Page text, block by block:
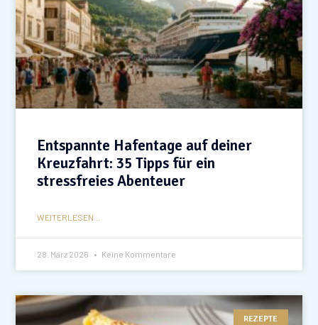
Entspannte Hafentage auf deiner
Kreuzfahrt: 35 Tipps für ein
stressfreies Abenteuer
WEITERLESEN...
28. März 2026 Keine Kommentare
REZEPTE